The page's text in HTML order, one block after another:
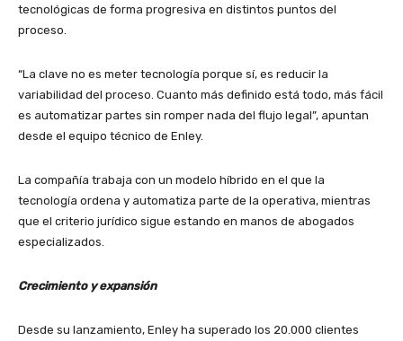
tecnológicas de forma progresiva en distintos puntos del
proceso.
“La clave no es meter tecnología porque sí, es reducir la
variabilidad del proceso. Cuanto más definido está todo, más fácil
es automatizar partes sin romper nada del flujo legal”, apuntan
desde el equipo técnico de Enley.
La compañía trabaja con un modelo híbrido en el que la
tecnología ordena y automatiza parte de la operativa, mientras
que el criterio jurídico sigue estando en manos de abogados
especializados.
Crecimiento y expansión
Desde su lanzamiento, Enley ha superado los 20.000 clientes